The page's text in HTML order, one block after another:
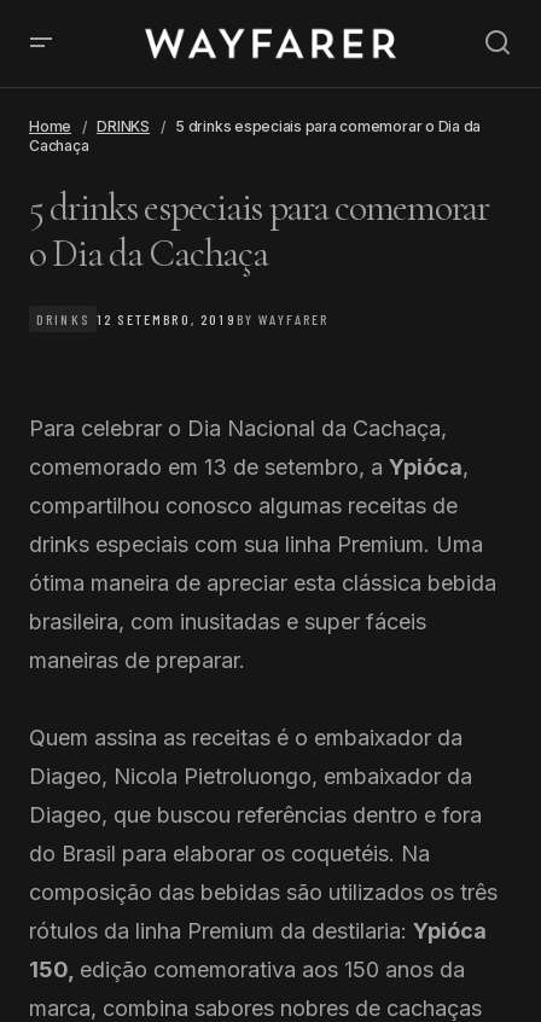
Home DRINKS
5 drinks especiais para comemorar o Dia da
Cachaça
5 drinks especiais para comemorar
o Dia da Cachaça
DRINKS 12 SETEMBRO, 2019 BY WAYFARER
Para celebrar o Dia Nacional da Cachaça,
comemorado em 13 de setembro, a Ypióca,
compartilhou conosco algumas receitas de
drinks especiais com sua linha Premium. Uma
ótima maneira de apreciar esta clássica bebida
brasileira, com inusitadas e super fáceis
maneiras de preparar.
Quem assina as receitas é o embaixador da
Diageo, Nicola Pietroluongo, embaixador da
Diageo, que buscou referências dentro e fora
do Brasil para elaborar os coquetéis. Na
composição das bebidas são utilizados os três
rótulos da linha Premium da destilaria: Ypióca
150, edição comemorativa aos 150 anos da
marca, combina sabores nobres de cachaças